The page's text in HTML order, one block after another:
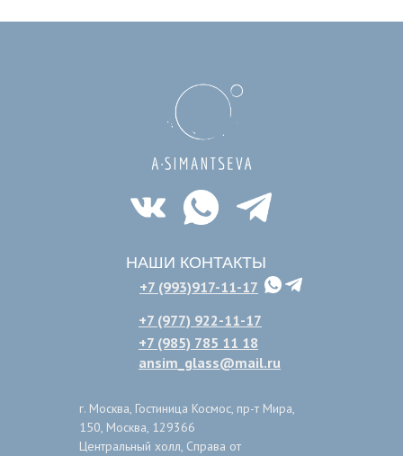
НАШИ КОНТАКТЫ
+7 (993)917-11-17
+7 (985) 785 11 18
г. Москва, Гостиница Космос, пр-т Мира,
150, Москва, 129366
Центральный холл, Справа от
ansim_glass@mail.ru
+7 (977) 922-11-17